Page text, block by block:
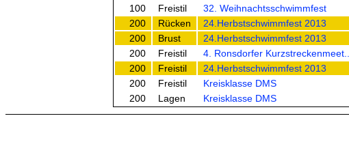
100
Freistil 32. Weihnachtsschwimmfest
200
Rücken 24.Herbstschwimmfest 2013
200
Brust 24.Herbstschwimmfest 2013
200
Freistil 4. Ronsdorfer Kurzstreckenmeet...
200
Freistil 24.Herbstschwimmfest 2013
200
Freistil Kreisklasse DMS
200
Lagen Kreisklasse DMS